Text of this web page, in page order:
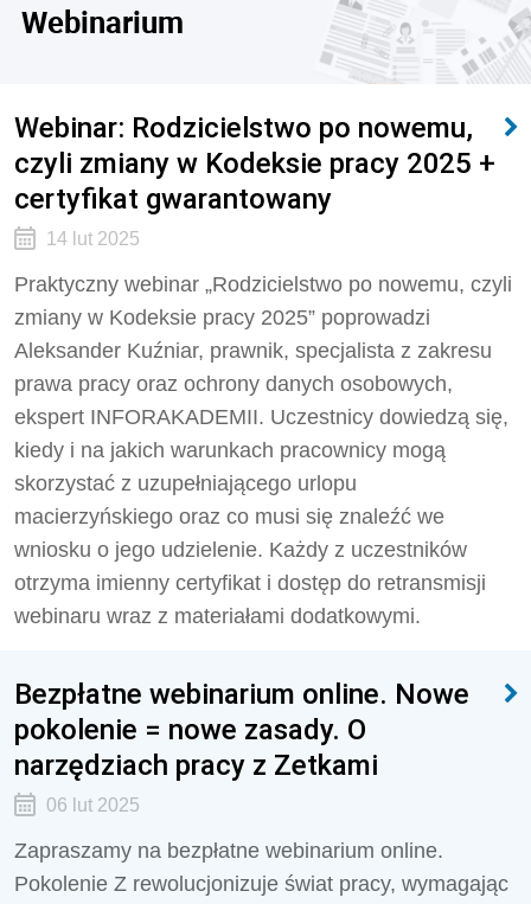
Webinarium
Webinar: Rodzicielstwo po nowemu,
czyli zmiany w Kodeksie pracy 2025 +
certyfikat gwarantowany
14 lut 2025
Praktyczny webinar „Rodzicielstwo po nowemu, czyli
zmiany w Kodeksie pracy 2025” poprowadzi
Aleksander Kuźniar, prawnik, specjalista z zakresu
prawa pracy oraz ochrony danych osobowych,
ekspert INFORAKADEMII. Uczestnicy dowiedzą się,
kiedy i na jakich warunkach pracownicy mogą
skorzystać z uzupełniającego urlopu
macierzyńskiego oraz co musi się znaleźć we
wniosku o jego udzielenie. Każdy z uczestników
otrzyma imienny certyfikat i dostęp do retransmisji
webinaru wraz z materiałami dodatkowymi.
Bezpłatne webinarium online. Nowe
pokolenie = nowe zasady. O
narzędziach pracy z Zetkami
06 lut 2025
Zapraszamy na bezpłatne webinarium online.
Pokolenie Z rewolucjonizuje świat pracy, wymagając